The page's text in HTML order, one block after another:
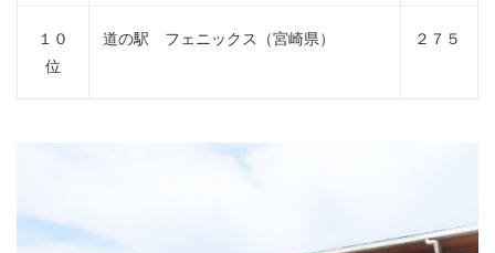
１０
位
道の駅 フェニックス（宮崎県） ２７５